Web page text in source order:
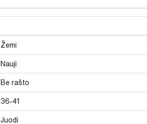
Žemi
Nauji
Be rašto
36-41
Juodi